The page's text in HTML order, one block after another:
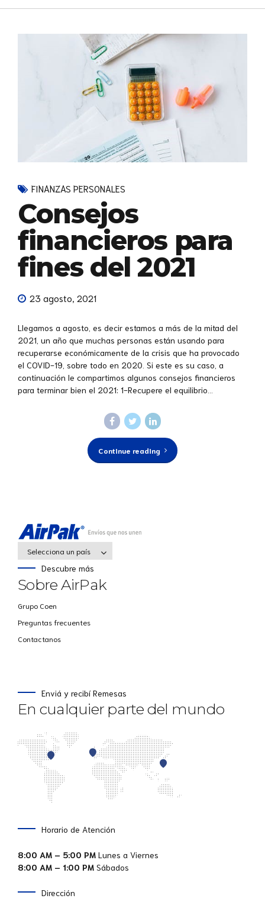
FINANZAS PERSONALES
Consejos
financieros para
fines del 2021
23 agosto, 2021
Llegamos a agosto, es decir estamos a más de la mitad del
2021, un año que muchas personas están usando para
recuperarse económicamente de la crisis que ha provocado
el COVID-19, sobre todo en 2020. Si este es su caso, a
continuación le compartimos algunos consejos financieros
para terminar bien el 2021: 1-Recupere el equilibrio...
Continue reading
Selecciona un país
Descubre más
Sobre AirPak
Grupo Coen
Preguntas frecuentes
Contactanos
Enviá y recibí Remesas
En cualquier parte del mundo
Horario de Atención
8:00 AM – 5:00 PM Lunes a Viernes
8:00 AM – 1:00 PM Sábados
Dirección